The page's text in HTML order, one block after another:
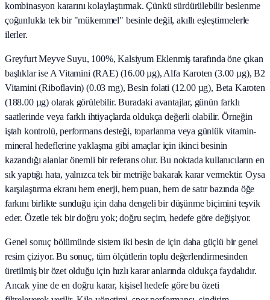
kombinasyon kararını kolaylaştırmak. Çünkü sürdürülebilir beslenme
çoğunlukla tek bir "mükemmel" besinle değil, akıllı eşleştirmelerle
ilerler.
Greyfurt Meyve Suyu, 100%, Kalsiyum Eklenmiş tarafında öne çıkan
başlıklar ise A Vitamini (RAE) (16.00 µg), Alfa Karoten (3.00 µg), B2
Vitamini (Riboflavin) (0.03 mg), Besin folati (12.00 µg), Beta Karoten
(188.00 µg) olarak görülebilir. Buradaki avantajlar, günün farklı
saatlerinde veya farklı ihtiyaçlarda oldukça değerli olabilir. Örneğin
iştah kontrolü, performans desteği, toparlanma veya günlük vitamin-
mineral hedeflerine yaklaşma gibi amaçlar için ikinci besinin
kazandığı alanlar önemli bir referans olur. Bu noktada kullanıcıların en
sık yaptığı hata, yalnızca tek bir metriğe bakarak karar vermektir. Oysa
karşılaştırma ekranı hem enerji, hem puan, hem de satır bazında öğe
farkını birlikte sunduğu için daha dengeli bir düşünme biçimini teşvik
eder. Özetle tek bir doğru yok; doğru seçim, hedefe göre değişiyor.
Genel sonuç bölümünde sistem iki besin de için daha güçlü bir genel
resim çiziyor. Bu sonuç, tüm ölçütlerin toplu değerlendirmesinden
üretilmiş bir özet olduğu için hızlı karar anlarında oldukça faydalıdır.
Ancak yine de en doğru karar, kişisel hedefe göre bu özeti